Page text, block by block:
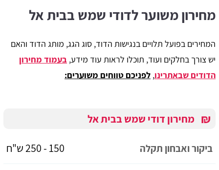
מחירון משוער לדודי שמש בבית אל
המחירים בפועל תלויים בנגישות הדוד, סוג הגג, מותג הדוד והאם
יש צורך בחלקים ועוד, תוכלו לראות עוד מידע, בעמוד מחירון
הדודים שבאתרינו, לפניכם טווחים משוערים:
₪ מחירון דודי שמש בבית אל
ביקור ואבחון תקלה 150 - 250 ש"ח